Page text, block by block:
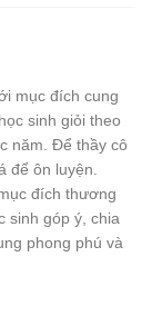
mục đích cung
sinh giỏi theo
năm. Để thầy cô
để ôn luyện.
đích thương
sinh góp ý, chia
phong phú và